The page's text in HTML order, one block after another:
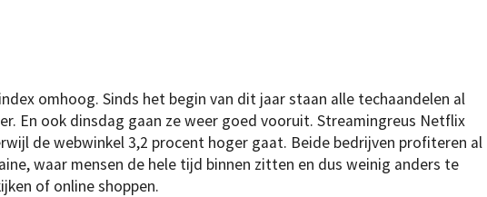
omhoog. Sinds het begin van dit jaar staan alle techaandelen al
En ook dinsdag gaan ze weer goed vooruit. Streamingreus Netflix
de webwinkel 3,2 procent hoger gaat. Beide bedrijven profiteren al
waar mensen de hele tijd binnen zitten en dus weinig anders te
of online shoppen.